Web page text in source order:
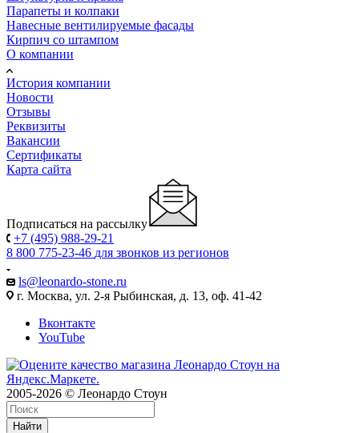
Парапеты и колпаки
Навесные вентилируемые фасады
Кирпич со штампом
О компании
История компании
Новости
Отзывы
Реквизиты
Вакансии
Сертификаты
Карта сайта
Подписаться на рассылку
+7 (495) 988-29-21
8 800 775-23-46 для звонков из регионов
ls@leonardo-stone.ru
г. Москва, ул. 2-я Рыбинская, д. 13, оф. 41-42
Вконтакте
YouTube
2005-2026 © Леонардо Стоун
Найти